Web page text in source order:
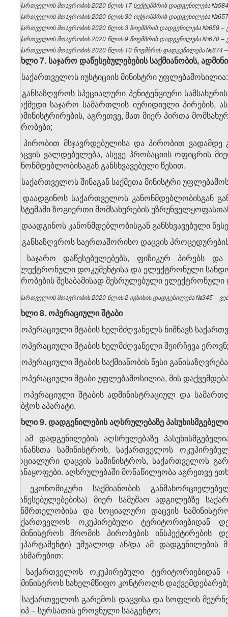
საქართველოს მთავრობის 2020 წლის 17 სექტემბრის დადგენილება
საქართველოს მთავრობის 2020 წლის 30 ოქტომბრის დადგენილება
საქართველოს მთავრობის 2020 წლის 3 ნოემბრის დადგენილება №659 –
საქართველოს მთავრობის 2020 წლის 9 ნოემბრის დადგენილება №670 –
საქართველოს მთავრობის 2020 წლის 10 ნოემბრის დადგენილება №674
მუხლი 7. საჯარო დაწესებულებების საქმიანობის,
1. საქართველოს იუსტიციის მინისტრი უფლებამოსილია:
ა) განსაზღვროს სპეციალური პენიტენციური
მოქმედი საჯარო სამართლის იურიდიული პირების,
ადმინისტრირების, აგრეთვე, მათ მიერ პირთა
პირობები;
ბ) პირობით მსჯავრდებულისა და პირობით
დაცვის ვალდებულება, ასევე პრობაციის
კანონმდებლობისაგან განსხვავებული წესით.
2. საქართველოს შინაგან საქმეთა მინისტრი
ა) დაადგინოს საქართველოს კანონმდებლობისგან
სისტემაში ზოგიერთი მომსახურების
ბ) დაადგინოს კანონმდებლობისგან განსხვავებული
გ) განსაზღვროს საერთაშორისო დაცვის
3. საჯარო დაწესებულებებს, ფიზიკურ პირებს
„ელექტრონული დოკუმენტისა და ელექტრონული სანდო
პირობების შესაბამისად შესრულებული
საქართველოს მთავრობის 2020 წლის 2 ივნისის დადგენილება №345 –
მუხლი 8. ოპერაციული შტაბი
1. ოპერაციული შტაბის ხელმძღვანელს ნიშნავს
2. ოპერაციული შტაბის ხელმძღვანელი შეირჩევა
3. ოპერაციული შტაბის საქმიანობის წესი
4. ოპერაციული შტაბი უფლებამოსილია, მის
5. ოპერაციული შტაბის ადმინისტრაციულ და
საბჭოს აპარატი.
მუხლი 9. დადგენილების აღსრულებაზე
1. ამ დადგენილების აღსრულებაზე
ფინანსთა სამინისტროს, საქართველოს
სოციალური დაცვის სამინისტროს, საქართველოს
დანაყოფები. აღსრულებაში მონაწილეობა აგრეთვე
2. ეკონომიკური საქმიანობის
დაწესებულებებისა) მიერ სამუშაო ადგილებზე
ჯანმრთელობისა და სოციალური დაცვის
საქართველოს ოკუპირებული
სამინისტროს შრომის პირობების ინსპექტირების
დეპარტამენტი) უშუალოდ ან/და ამ დადგენილების
დახმარებით:
ა) საქართველოს ოკუპირებული
სამინისტროს სახელმწიფო კონტროლს
ბ) საქართველოს გარემოს დაცვისა და სოფლის
სსიპ − სურსათის ეროვნული სააგენტო;